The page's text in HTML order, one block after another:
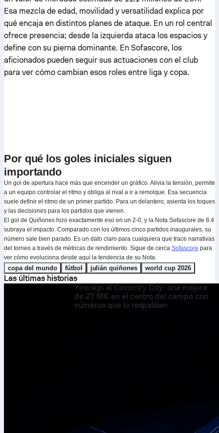
Esa mezcla de edad, movilidad y versatilidad explica por
qué encaja en distintos planes de ataque. En un rol central
ofrece presencia; desde la izquierda ataca los espacios y
define con su pierna dominante. En Sofascore, los
aficionados pueden seguir sus actuaciones con el club
para ver cómo cambian esos roles entre liga y copa.
Por qué los goles iniciales siguen
importando
Un gol de apertura hace más que encender un gráfico. Alivia la tensión, permite
a un equipo controlar el ritmo y obliga al rival a ir a remolque. Esa secuencia
suele definir el ritmo de un primer partido. Para un delantero, asienta los toques
y las decisiones para los partidos que vienen.
El gol de Quiñones hizo exactamente eso en un 2-0, y la Nota Sofascore de 8.4
subraya el impacto. Comparado con los últimos cinco partidos inaugurales, su
número sale bien parado. Es un dato claro para cualquiera que trace narrativas
del torneo a través de métricas de rendimiento. Sigue de cerca Sofascore para
ver cómo evoluciona desde aquí la tendencia de su Nota.
copa del mundo fútbol julián quiñones world cup 2026
Las últimas historias
Yirenkyi al Coventry City: una mejora
de 27 M€ en el centro del campo con
números que lo respaldan